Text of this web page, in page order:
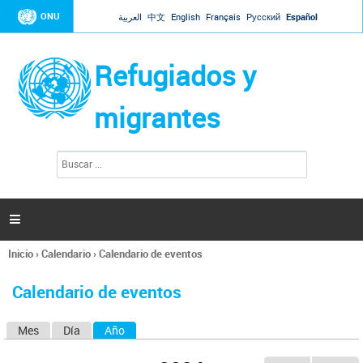
Jump to navigation
ONU العربية 中文 English Français Русский Español
Refugiados y
migrantes
l
s

Se
usted
Inicio›Calendario›Calendario de eventos
Calendario de eventos
Mes Día Año